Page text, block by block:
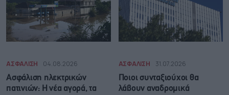
ΑΣΦΑΛΙΣΗ 04.08.2026
Ασφάλιση ηλεκτρικών
πατινιών: Η νέα αγορά, τα
ΑΣΦΑΛΙΣΗ 31.07.2026
Ποιοι συνταξιούχοι θα
λάβουν αναδρομικά